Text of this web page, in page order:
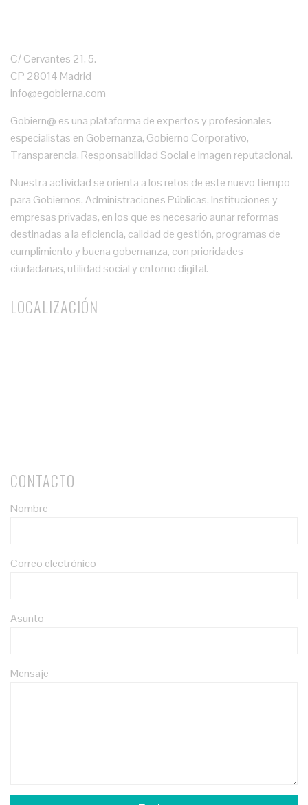
C/ Cervantes 21, 5.
CP 28014 Madrid
info@egobierna.com
Gobiern@ es una plataforma de expertos y profesionales
especialistas en Gobernanza, Gobierno Corporativo,
Transparencia, Responsabilidad Social e imagen reputacional.
Nuestra actividad se orienta a los retos de este nuevo tiempo
para Gobiernos, Administraciones Públicas, Instituciones y
empresas privadas, en los que es necesario aunar reformas
destinadas a la eficiencia, calidad de gestión, programas de
cumplimiento y buena gobernanza, con prioridades
ciudadanas, utilidad social y entorno digital.
LOCALIZACIÓN
CONTACTO
Nombre
Correo electrónico
Asunto
Mensaje